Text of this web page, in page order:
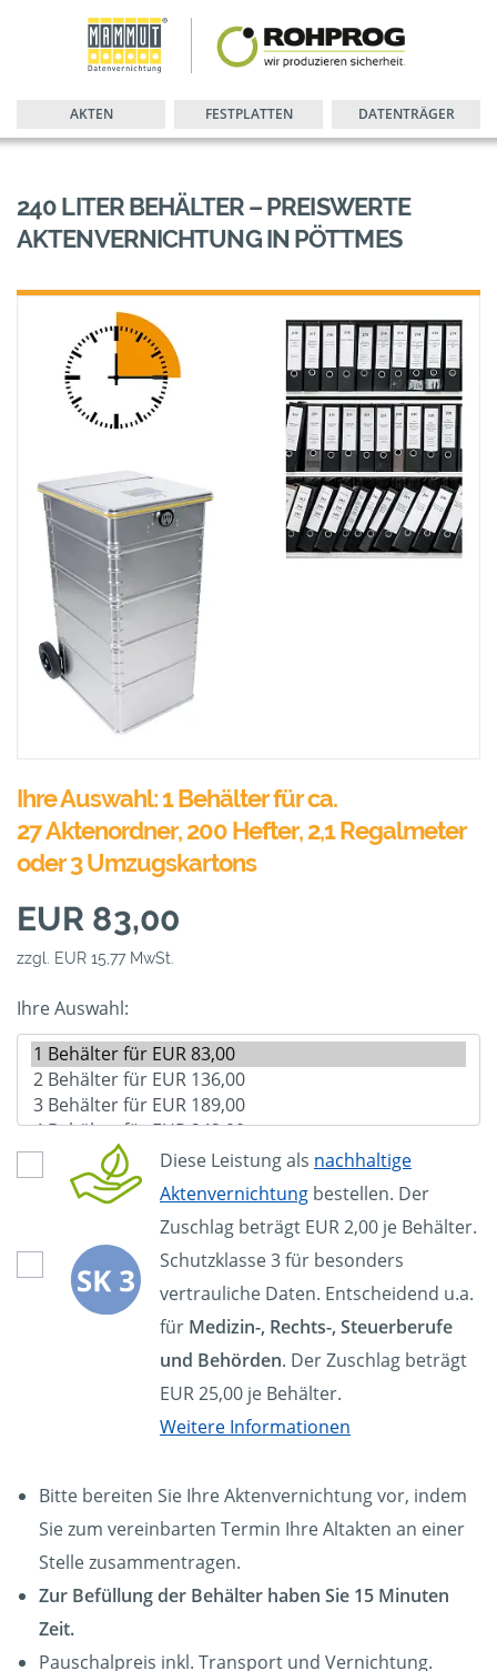
AKTEN FESTPLATTEN DATENTRÄGER
240 LITER BEHÄLTER – PREISWERTE
AKTENVERNICHTUNG IN PÖTTMES
Ihre Auswahl: 1 Behälter für ca.
27 Aktenordner, 200 Hefter, 2,1 Regalmeter
oder 3 Umzugskartons
EUR 83,00
zzgl. EUR 15,77 MwSt.
Ihre Auswahl:
Diese Leistung als nachhaltige
Aktenvernichtung bestellen. Der
Zuschlag beträgt EUR 2,00 je Behälter.
Schutzklasse 3 für besonders
vertrauliche Daten. Entscheidend u.a.
für Medizin-, Rechts-, Steuerberufe
und Behörden. Der Zuschlag beträgt
EUR 25,00 je Behälter.
Weitere Informationen
Bitte bereiten Sie Ihre Aktenvernichtung vor, indem
Sie zum vereinbarten Termin Ihre Altakten an einer
Stelle zusammentragen.
Zur Befüllung der Behälter haben Sie 15 Minuten
Zeit.
Pauschalpreis inkl. Transport und Vernichtung.